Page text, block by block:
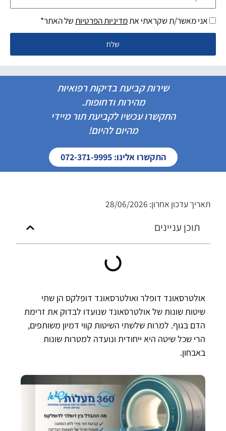
אני מאשר/ת שקראתי אתמדיניות הפרטיותשל האתר*
שלח
שירות קביעת בדיקות רפואיות
מהירות ודחופות.
התקשרו עכשיו לקביעת תור מיידי
מהיום להיום!
התקשרו אלינו: 072-371-9995
תאריך עדכון אחרון: 28/06/2026
תוכן עניינים
אולטרסאונד דופלר ואולטרסאונד דופלקס הן שתי
שיטות שונות של אולטרסאונד שנועדו לבדוק את זרימת
הדם בגוף. למרות שלשתי השיטות קווי דמיון משותפים,
הרי שכל שיטה היא ייחודית ונועדה למטרות שונות
באבחון.